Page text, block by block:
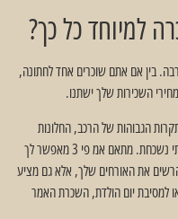
למיוחד כל כך?
בין אם אתם שוכרים אחד לחתונה,
השכירות שלך ישתנו.
הגבוהות של הרכב, החלונות
הכהים ומערכת השמע המובחרת הופכים לנסיעה בלתי נשכחת. מתאם אמ פי 3 מאפשר לך
את האורחים שלך, אלא גם מציע
למסיבת יום הולדת, השכרת האמר